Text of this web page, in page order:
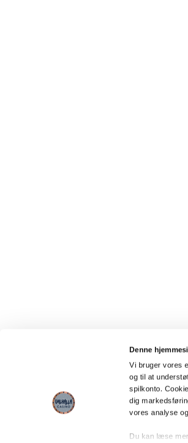
Denne
Vi bruger vores
og til at
spilkonto.
dig
vores analyse
Du kan læse